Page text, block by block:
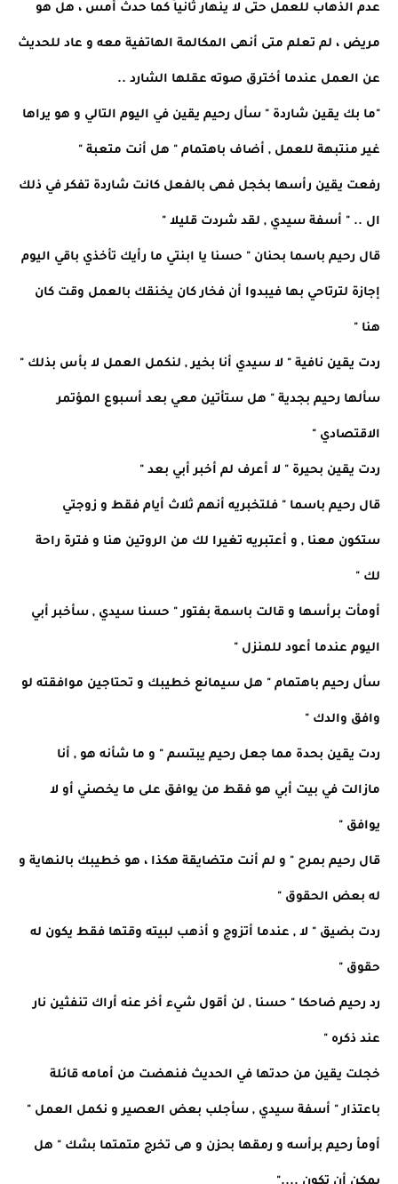
عدم الذهاب للعمل حتى لا ينهار ثانياً كما حدث أمس ، هل هو
مريض ، لم تعلم متى أنهى المكالمة الهاتفية معه و عاد للحديث
عن العمل عندما أخترق صوته عقلها الشارد ..
"ما بك يقين شاردة " سأل رحيم يقين في اليوم التالي و هو يراها
غير منتبهة للعمل , أضاف باهتمام " هل أنت متعبة "
رفعت يقين رأسها بخجل فهى بالفعل كانت شاردة تفكر في ذلك
ال .. " أسفة سيدي , لقد شردت قليلا "
قال رحيم باسما بحنان " حسنا يا ابنتي ما رأيك تأخذي باقي اليوم
إجازة لترتاحي بها فيبدوا أن فخار كان يخنقك بالعمل وقت كان
هنا "
ردت يقين نافية " لا سيدي أنا بخير , لنكمل العمل لا بأس بذلك "
سألها رحيم بجدية " هل ستأتين معي بعد أسبوع المؤتمر
الاقتصادي "
ردت يقين بحيرة " لا أعرف لم أخبر أبي بعد "
قال رحيم باسما " فلتخبريه أنهم ثلاث أيام فقط و زوجتي
ستكون معنا , و أعتبريه تغيرا لك من الروتين هنا و فترة راحة
لك "
أومأت برأسها و قالت باسمة بفتور " حسنا سيدي , سأخبر أبي
اليوم عندما أعود للمنزل "
سأل رحيم باهتمام " هل سيمانع خطيبك و تحتاجين موافقته لو
وافق والدك "
ردت يقين بحدة مما جعل رحيم يبتسم " و ما شأنه هو , أنا
مازالت في بيت أبي هو فقط من يوافق على ما يخصني أو لا
يوافق "
قال رحيم بمرح " و لم أنت متضايقة هكذا ، هو خطيبك بالنهاية و
له بعض الحقوق "
ردت بضيق " لا , عندما أتزوج و أذهب لبيته وقتها فقط يكون له
حقوق "
رد رحيم ضاحكا " حسنا , لن أقول شيء أخر عنه أراك تنفثين نار
عند ذكره "
خجلت يقين من حدتها في الحديث فنهضت من أمامه قائلة
باعتذار " أسفة سيدي , سأجلب بعض العصير و نكمل العمل "
أومأ رحيم برأسه و رمقها بحزن و هى تخرج متمتما بشك " هل